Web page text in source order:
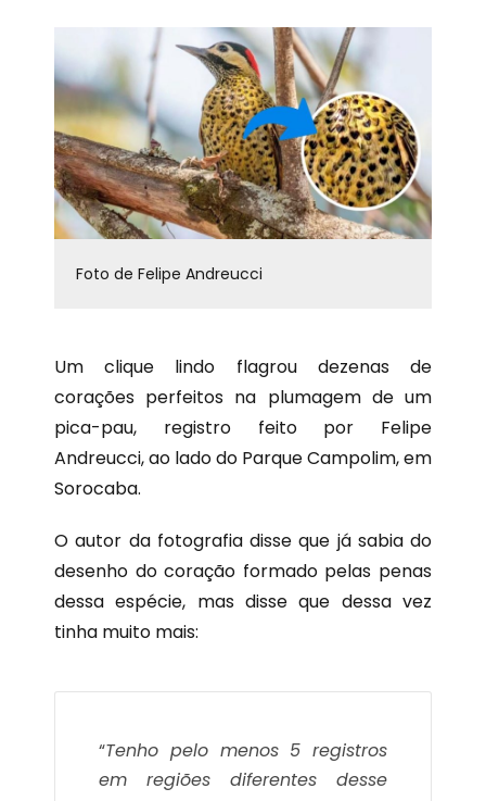
Foto de Felipe Andreucci
Um clique lindo flagrou dezenas de
corações perfeitos na plumagem de um
pica-pau, registro feito por Felipe
Andreucci, ao lado do Parque Campolim, em
Sorocaba.
O autor da fotografia disse que já sabia do
desenho do coração formado pelas penas
dessa espécie, mas disse que dessa vez
tinha muito mais:
“Tenho pelo menos 5 registros
em regiões diferentes desse